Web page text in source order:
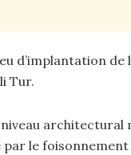
d’implantation de
Tur.
architectural
le